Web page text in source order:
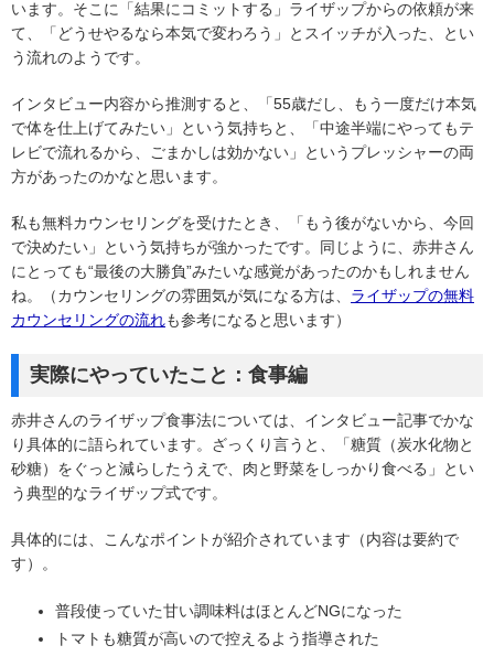
います。そこに「結果にコミットする」ライザップからの依頼が来
て、「どうせやるなら本気で変わろう」とスイッチが入った、とい
う流れのようです。
インタビュー内容から推測すると、「55歳だし、もう一度だけ本気
で体を仕上げてみたい」という気持ちと、「中途半端にやってもテ
レビで流れるから、ごまかしは効かない」というプレッシャーの両
方があったのかなと思います。
私も無料カウンセリングを受けたとき、「もう後がないから、今回
で決めたい」という気持ちが強かったです。同じように、赤井さん
にとっても“最後の大勝負”みたいな感覚があったのかもしれません
ね。（カウンセリングの雰囲気が気になる方は、 ライザップの無料
カウンセリングの流れも参考になると思います）
実際にやっていたこと：食事編
赤井さんのライザップ食事法については、インタビュー記事でかな
り具体的に語られています。ざっくり言うと、「糖質（炭水化物と
砂糖）をぐっと減らしたうえで、肉と野菜をしっかり食べる」とい
う典型的なライザップ式です。
具体的には、こんなポイントが紹介されています（内容は要約で
す）。
普段使っていた甘い調味料はほとんどNGになった
トマトも糖質が高いので控えるよう指導された